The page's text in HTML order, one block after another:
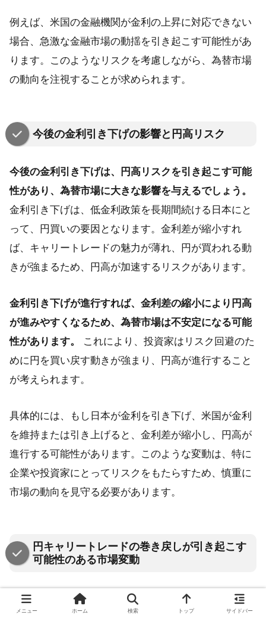
例えば、米国の金融機関が金利の上昇に対応できない
場合、急激な金融市場の動揺を引き起こす可能性があ
ります。このようなリスクを考慮しながら、為替市場
の動向を注視することが求められます。
今後の金利引き下げの影響と円高リスク
今後の金利引き下げは、円高リスクを引き起こす可能
性があり、為替市場に大きな影響を与えるでしょう。
金利引き下げは、低金利政策を長期間続ける日本にと
って、円買いの要因となります。金利差が縮小すれ
ば、キャリートレードの魅力が薄れ、円が買われる動
きが強まるため、円高が加速するリスクがあります。
金利引き下げが進行すれば、金利差の縮小により円高
が進みやすくなるため、為替市場は不安定になる可能
性があります。
これにより、投資家はリスク回避のた
めに円を買い戻す動きが強まり、円高が進行すること
が考えられます。
具体的には、もし日本が金利を引き下げ、米国が金利
を維持または引き上げると、金利差が縮小し、円高が
進行する可能性があります。このような変動は、特に
企業や投資家にとってリスクをもたらすため、慎重に
市場の動向を見守る必要があります。
円キャリートレードの巻き戻しが引き起こす
可能性のある市場変動
円キャリートレードの巻き戻しは、為替市場において
メニュー ホーム 検索 トップ サイドバー